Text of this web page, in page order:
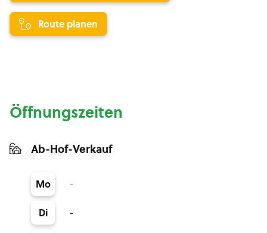
Route planen
Öffnungszeiten
Ab-Hof-Verkauf
Mo -
Di -